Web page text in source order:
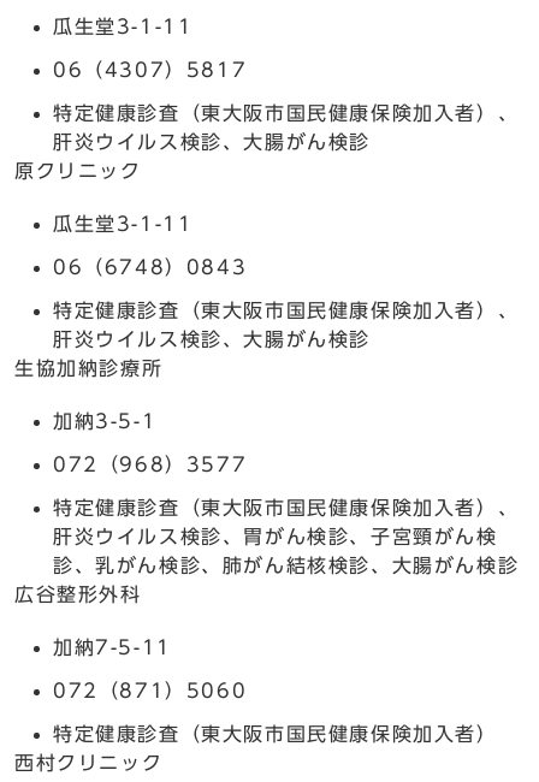
瓜生堂3-1-11
06（4307）5817
特定健康診査（東大阪市国民健康保険加入者）、
肝炎ウイルス検診、大腸がん検診
原クリニック
瓜生堂3-1-11
06（6748）0843
特定健康診査（東大阪市国民健康保険加入者）、
肝炎ウイルス検診、大腸がん検診
生協加納診療所
加納3-5-1
072（968）3577
特定健康診査（東大阪市国民健康保険加入者）、
肝炎ウイルス検診、胃がん検診、子宮頸がん検
診、乳がん検診、肺がん結核検診、大腸がん検診
広谷整形外科
加納7-5-11
072（871）5060
特定健康診査（東大阪市国民健康保険加入者）
西村クリニック